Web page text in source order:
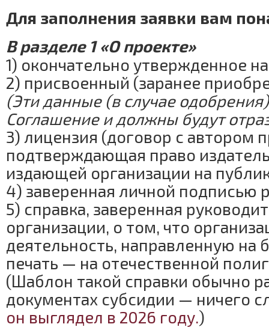
Для заполнения заявки вам
В разделе 1 «О проекте»
1) окончательно утвержденное
2) присвоенный (заранее
(Эти данные (в случае
Соглашение и должны будут
3) лицензия (договор с автором
подтверждающая право
издающей организации на
4) заверенная личной подписью
5) справка, заверенная
организации, о том, что
деятельность, направленную на
печать — на отечественной
(Шаблон такой справки обычно
документах субсидии — ничего
он выглядел в 2026 году.)